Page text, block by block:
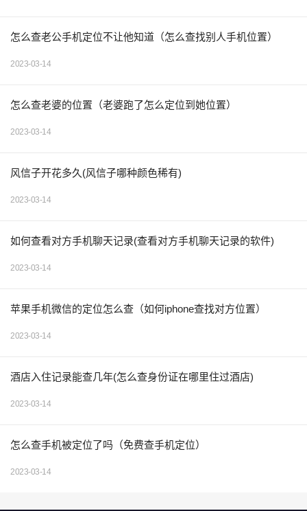
怎么查老公手机定位不让他知道（怎么查找别人手机位置）
2023-03-14
怎么查老婆的位置（老婆跑了怎么定位到她位置）
2023-03-14
风信子开花多久(风信子哪种颜色稀有)
2023-03-14
如何查看对方手机聊天记录(查看对方手机聊天记录的软件)
2023-03-14
苹果手机微信的定位怎么查（如何iphone查找对方位置）
2023-03-14
酒店入住记录能查几年(怎么查身份证在哪里住过酒店)
2023-03-14
怎么查手机被定位了吗（免费查手机定位）
2023-03-14